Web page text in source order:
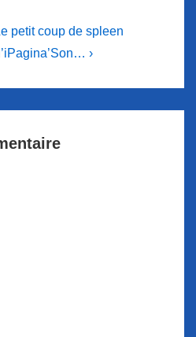
petit coup de spleen
›